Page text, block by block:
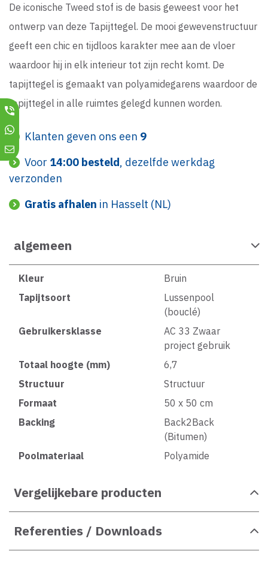
De iconische Tweed stof is de basis geweest voor het
ontwerp van deze Tapijttegel. De mooi gewevenstructuur
geeft een chic en tijdloos karakter mee aan de vloer
waardoor hij in elk interieur tot zijn recht komt. De
tapijttegel is gemaakt van polyamidegarens waardoor de
tapijttegel in alle ruimtes gelegd kunnen worden.
Klanten geven ons een 9
Voor 14:00 besteld, dezelfde werkdag
verzonden
Gratis afhalen in Hasselt (NL)
algemeen
Kleur
Bruin
Tapijtsoort
Lussenpool
(bouclé)
Gebruikersklasse
AC 33 Zwaar
project gebruik
Totaal hoogte (mm)
6,7
Structuur
Structuur
Formaat
50 x 50 cm
Backing
Back2Back
(Bitumen)
Poolmateriaal
Polyamide
Vergelijkebare producten
Referenties / Downloads